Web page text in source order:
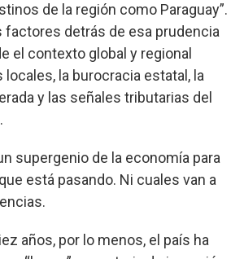
de la región como Paraguay”.
factores detrás de esa prudencia
el contexto global y regional
la burocracia estatal, la
y las señales tributarias del
supergenio de la economía para
está pasando. Ni cuales van a
años, por lo menos, el país ha